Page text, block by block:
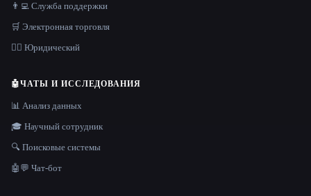
👨‍💻 Служба поддержки
🛒 Электронная торговля
👩‍⚖️ Юридический
🤖ЧАТЫ И ИССЛЕДОВАНИЯ
📊 Анализ данных
🎓 Научный сотрудник
🔍 Поисковые системы
🤖💬 Чат-бот